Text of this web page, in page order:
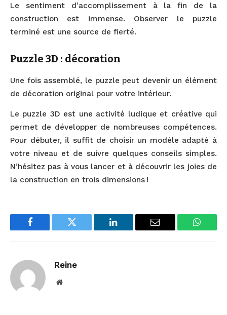
Le sentiment d’accomplissement à la fin de la
construction est immense. Observer le puzzle
terminé est une source de fierté.
Puzzle 3D : décoration
Une fois assemblé, le puzzle peut devenir un élément
de décoration original pour votre intérieur.
Le puzzle 3D est une activité ludique et créative qui
permet de développer de nombreuses compétences.
Pour débuter, il suffit de choisir un modèle adapté à
votre niveau et de suivre quelques conseils simples.
N’hésitez pas à vous lancer et à découvrir les joies de
la construction en trois dimensions !
Facebook Twitter LinkedIn Email
Reine
Website